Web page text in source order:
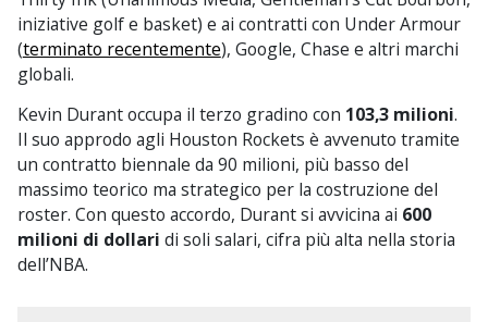
iniziative golf e basket) e ai contratti con Under Armour
(terminato recentemente), Google, Chase e altri marchi
globali.
Kevin Durant occupa il terzo gradino con 103,3 milioni.
Il suo approdo agli Houston Rockets è avvenuto tramite
un contratto biennale da 90 milioni, più basso del
massimo teorico ma strategico per la costruzione del
roster. Con questo accordo, Durant si avvicina ai 600
milioni di dollari di soli salari, cifra più alta nella storia
dell’NBA.